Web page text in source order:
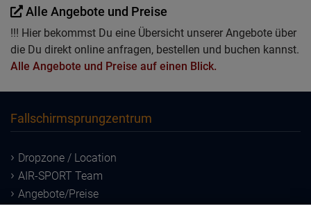
Alle Angebote und Preise
!!! Hier bekommst Du eine Übersicht unserer Angebote über
die Du direkt online anfragen, bestellen und buchen kannst.
Alle Angebote und Preise auf einen Blick.
Fallschirmsprungzentrum
Dropzone / Location
AIR-SPORT Team
Angebote/Preise